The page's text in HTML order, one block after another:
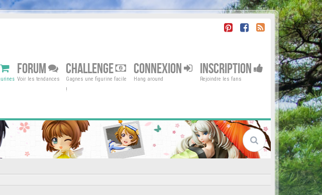
FORUM
Voir les tendances
CHALLENGE
Gagnes une figurine facile
!
CONNEXION
Hang around
INSCRIPTION
Rejoindre les fans